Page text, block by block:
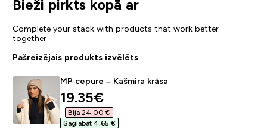
Bieži pirkts kopā ar
Complete your stack with products that work better
together
Pašreizējais produkts izvēlēts
MP cepure – Kašmira krāsa
discounted price
19.35€‎
Bija 24,00 €‎
Saglabāt 4,65 €‎